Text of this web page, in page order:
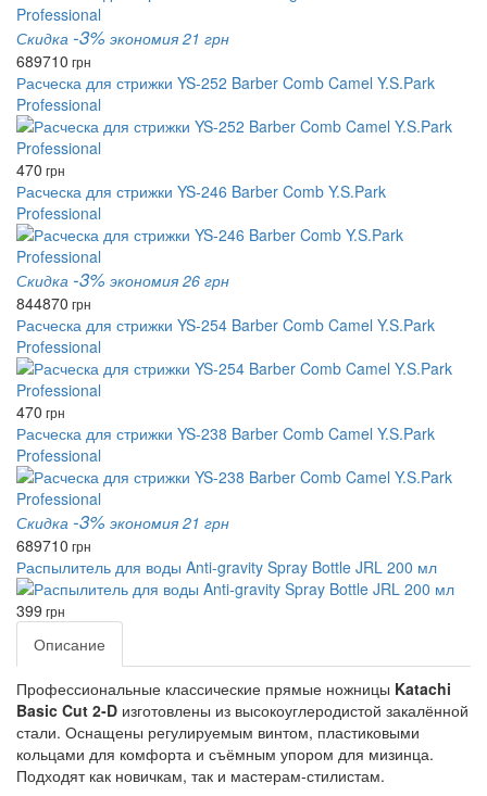
Скидка -3% экономия 21 грн
689710 грн
Расческа для стрижки YS-252 Barber Comb Camel Y.S.Park
Professional
470 грн
Расческа для стрижки YS-246 Barber Comb Y.S.Park
Professional
Скидка -3% экономия 26 грн
844870 грн
Расческа для стрижки YS-254 Barber Comb Camel Y.S.Park
Professional
470 грн
Расческа для стрижки YS-238 Barber Comb Camel Y.S.Park
Professional
Скидка -3% экономия 21 грн
689710 грн
Распылитель для воды Anti-gravity Spray Bottle JRL 200 мл
399 грн
Описание
Профессиональные классические прямые ножницы Katachi
Basic Cut 2‑D изготовлены из высокоуглеродистой закалённой
стали. Оснащены регулируемым винтом, пластиковыми
кольцами для комфорта и съёмным упором для мизинца.
Подходят как новичкам, так и мастерам‑стилистам.